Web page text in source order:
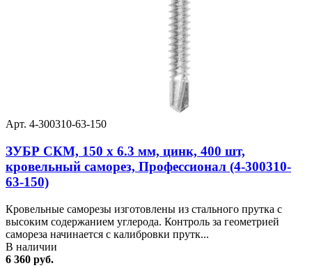
Арт. 4-300310-63-150
ЗУБР СКМ, 150 х 6.3 мм, цинк, 400 шт,
кровельный саморез, Профессионал (4-300310-
63-150)
Кровельные саморезы изготовлены из стального прутка с
высоким содержанием углерода. Контроль за геометрией
самореза начинается с калибровки прутк...
В наличии
6 360 руб.